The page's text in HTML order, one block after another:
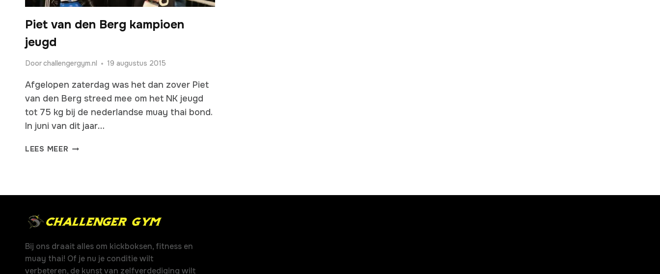
Piet van den Berg kampioen
jeugd
Doorchallengergym.nl 19 augustus 2015
Afgelopen zaterdag was het dan zover Piet
van den Berg streed mee om het NK jeugd
tot 75 kg bij de nederlandse muay thai bond.
In juni van dit jaar…
LEES MEER PIET
Bij ons draait alles om kickboksen, fitness en
muay thai! Of je nu je conditie wilt
verbeteren, de kunst van zelfverdediging wilt